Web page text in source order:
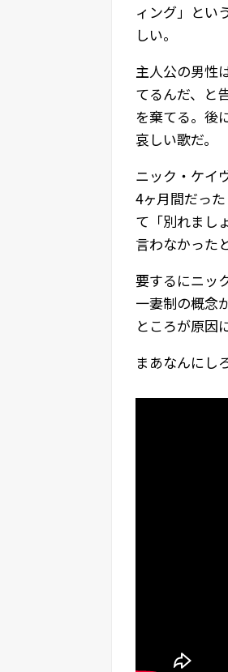
ィング」とい
しい。
主人公の男性
てるんだ、と
を棄てる。後
哀しい歌だ。
ニック・ケイ
4ヶ月間だっ
て「別れまし
言わなかった
要するにニッ
一妻制の概念
ところが原因
まあなんにし